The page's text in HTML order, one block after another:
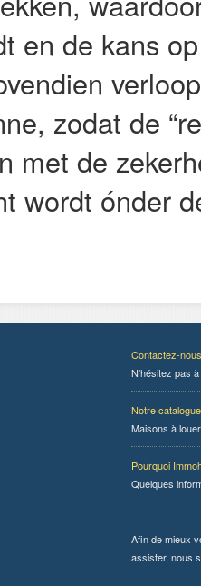
en de kans
zodat de
met de
wordt ónder
Contactez-nous
N'hésitez pas
Notre catalogue
Maisons à
Pourquoi
Quelques
Afin de mieux
assister, nous